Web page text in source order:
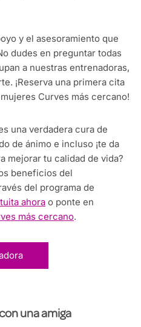
y el asesoramiento que
dudes en preguntar todas
a nuestras entrenadoras,
¡Reserva una primera cita
Curves más cercano!
una verdadera cura de
de ánimo e incluso ¡te da
mejorar tu calidad de vida?
beneficios del
del programa de
ahora o ponte en
más cercano.
una amiga